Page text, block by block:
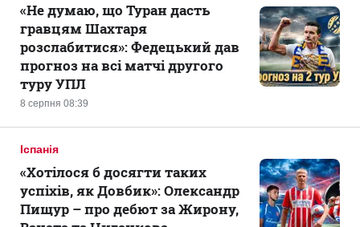
8 серпня 08:39
«Не думаю, що Туран дасть
гравцям Шахтаря
розслабитися»: Федецький дав
прогноз на всі матчі другого
туру УПЛ
Іспанія
«Хотілося б досягти таких
успіхів, як Довбик»: Олександр
Пищур – про дебют за Жирону,